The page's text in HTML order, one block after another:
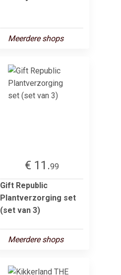
Meerdere shops
€ 11.99
Gift Republic
Plantverzorging set
(set van 3)
Meerdere shops